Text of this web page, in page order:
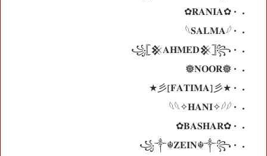
• ✿𝐑𝐀𝐍𝐈𝐀✿
• 𓆩𝐒𝐀𝐋𝐌𝐀𓆪
• ꧁𓊈𒆜𝐀𝐇𝐌𝐄𝐃𒆜𓊉꧂
• 𖣔𝐍𝐎𝐎𝐑𖣔
• ★彡[𝐅𝐀𝐓𝐈𝐌𝐀]彡★
• 𓆩𓆩✧𝐇𝐀𝐍𝐈✧𓆪𓆪
• ✿𝐁𝐀𝐒𝐇𝐀𝐑✿
• ꧁༒☬𝐙𝐄𝐈𝐍☬༒꧂